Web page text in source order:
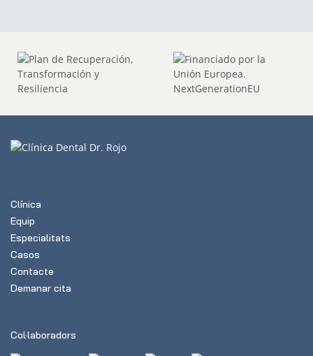
Clínica
Equip
Especialitats
Casos
Contacte
Demanar cita
Col·laboradors